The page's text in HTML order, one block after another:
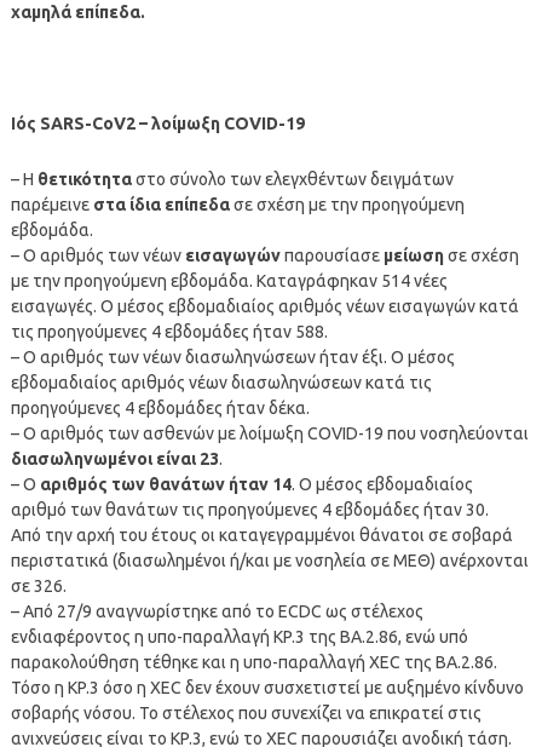
χαμηλά επίπεδα.
Ιός SARS-CoV2 – λοίμωξη COVID-19
– Η θετικότηταστο σύνολο των ελεγχθέντων δειγμάτων
παρέμεινε στα ίδια επίπεδασε σχέση με την προηγούμενη
εβδομάδα.
– Ο αριθμός των νέων εισαγωγώνπαρουσίασε μείωσησε σχέση
με την προηγούμενη εβδομάδα. Καταγράφηκαν 514 νέες
εισαγωγές. Ο μέσος εβδομαδιαίος αριθμός νέων εισαγωγών κατά
τις προηγούμενες 4 εβδομάδες ήταν 588.
– Ο αριθμός των νέων διασωληνώσεων ήταν έξι. Ο μέσος
εβδομαδιαίος αριθμός νέων διασωληνώσεων κατά τις
προηγούμενες 4 εβδομάδες ήταν δέκα.
– Ο αριθμός των ασθενών με λοίμωξη COVID-19 που νοσηλεύονται
διασωληνωμένοι είναι 23.
– Ο αριθμός των θανάτων ήταν 14. Ο μέσος εβδομαδιαίος
αριθμό των θανάτων τις προηγούμενες 4 εβδομάδες ήταν 30.
Από την αρχή του έτους οι καταγεγραμμένοι θάνατοι σε σοβαρά
περιστατικά (διασωλημένοι ή/και με νοσηλεία σε ΜΕΘ) ανέρχονται
σε 326.
– Από 27/9 αναγνωρίστηκε από το ECDC ως στέλεχος
ενδιαφέροντος η υπο-παραλλαγή KP.3 της ΒΑ.2.86, ενώ υπό
παρακολούθηση τέθηκε και η υπο-παραλλαγή XEC της ΒΑ.2.86.
Τόσο η KP.3 όσο η XEC δεν έχουν συσχετιστεί με αυξημένο κίνδυνο
σοβαρής νόσου. Το στέλεχος που συνεχίζει να επικρατεί στις
ανιχνεύσεις είναι το KP.3, ενώ το XEC παρουσιάζει ανοδική τάση.